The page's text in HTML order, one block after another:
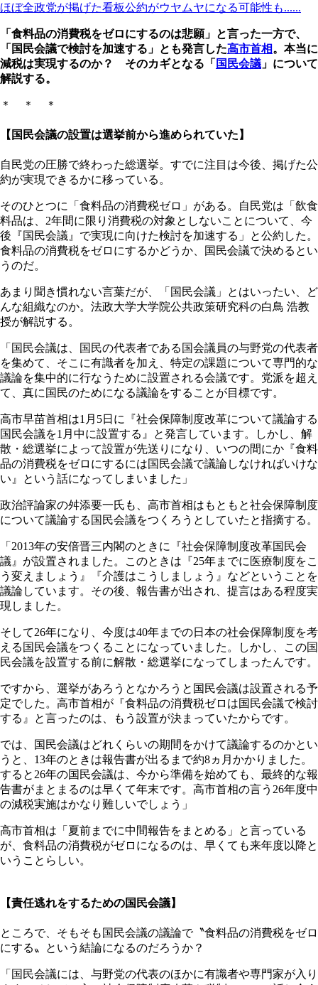
ほぼ全政党が掲げた看板公約がウヤムヤになる可能性も......
「食料品の消費税をゼロにするのは悲願」と言った一方で、
「国民会議で検討を加速する」とも発言した高市首相。本当に
減税は実現するのか？ そのカギとなる「 国民会議 」について
解説する。
＊ ＊ ＊
【国民会議の設置は選挙前から進められていた】
自民党の圧勝で終わった総選挙。すでに注目は今後、掲げた公
約が実現できるかに移っている。
そのひとつに「食料品の消費税ゼロ」がある。自民党は「飲食
料品は、2年間に限り消費税の対象としないことについて、今
後『国民会議』で実現に向けた検討を加速する」と公約した。
食料品の消費税をゼロにするかどうか、国民会議で決めるとい
うのだ。
あまり聞き慣れない言葉だが、「国民会議」とはいったい、ど
んな組織なのか。法政大学大学院公共政策研究科の白鳥 浩教
授が解説する。
「国民会議は、国民の代表者である国会議員の与野党の代表者
を集めて、そこに有識者を加え、特定の課題について専門的な
議論を集中的に行なうために設置される会議です。党派を超え
て、真に国民のためになる議論をすることが目標です。
高市早苗首相は1月5日に『社会保障制度改革について議論する
国民会議を1月中に設置する』と発言しています。しかし、解
散・総選挙によって設置が先送りになり、いつの間にか『食料
品の消費税をゼロにするには国民会議で議論しなければいけな
い』という話になってしまいました」
政治評論家の舛添要一氏も、高市首相はもともと社会保障制度
について議論する国民会議をつくろうとしていたと指摘する。
「2013年の安倍晋三内閣のときに『社会保障制度改革国民会
議』が設置されました。このときは『25年までに医療制度をこ
う変えましょう』『介護はこうしましょう』などということを
議論しています。その後、報告書が出され、提言はある程度実
現しました。
そして26年になり、今度は40年までの日本の社会保障制度を考
える国民会議をつくることになっていました。しかし、この国
民会議を設置する前に解散・総選挙になってしまったんです。
ですから、選挙があろうとなかろうと国民会議は設置される予
定でした。高市首相が『食料品の消費税ゼロは国民会議で検討
する』と言ったのは、もう設置が決まっていたからです。
では、国民会議はどれくらいの期間をかけて議論するのかとい
うと、13年のときは報告書が出るまで約8ヵ月かかりました。
すると26年の国民会議は、今から準備を始めても、最終的な報
告書がまとまるのは早くて年末です。高市首相の言う26年度中
の減税実施はかなり難しいでしょう」
高市首相は「夏前までに中間報告をまとめる」と言っている
が、食料品の消費税がゼロになるのは、早くても来年度以降と
いうことらしい。
【責任逃れをするための国民会議】
ところで、そもそも国民会議の議論で〝食料品の消費税をゼロ
にする〟という結論になるのだろうか？
「国民会議には、与野党の代表のほかに有識者や専門家が入り